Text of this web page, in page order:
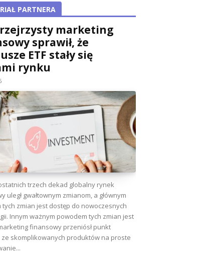
PARTNERA
marketing
sprawił, że
ETF stały się
rynku
trzech dekad globalny rynek
uległ gwałtownym zmianom, a głównym
tych zmian jest dostęp do nowoczesnych
Innym ważnym powodem tych zmian jest
finansowy przeniósł punkt
ze skomplikowanych produktów na proste